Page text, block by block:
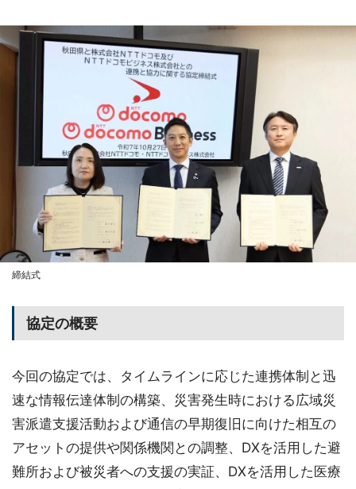
締結式
協定の概要
今回の協定では、タイムラインに応じた連携体制と迅
速な情報伝達体制の構築、災害発生時における広域災
害派遣支援活動および通信の早期復旧に向けた相互の
アセットの提供や関係機関との調整、DXを活用した避
難所および被災者への支援の実証、DXを活用した医療